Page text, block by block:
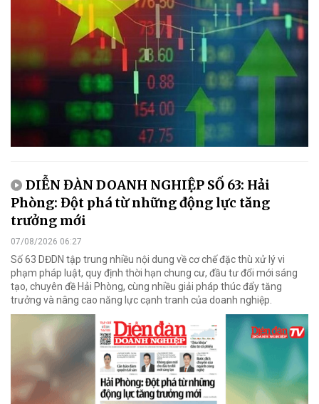
DIỄN ĐÀN DOANH NGHIỆP SỐ 63: Hải
Phòng: Đột phá từ những động lực tăng
trưởng mới
07/08/2026 06:27
Số 63 DĐDN tập trung nhiều nội dung về cơ chế đặc thù xử lý vi
phạm pháp luật, quy định thời hạn chung cư, đầu tư đổi mới sáng
tạo, chuyên đề Hải Phòng, cùng nhiều giải pháp thúc đẩy tăng
trưởng và nâng cao năng lực cạnh tranh của doanh nghiệp.